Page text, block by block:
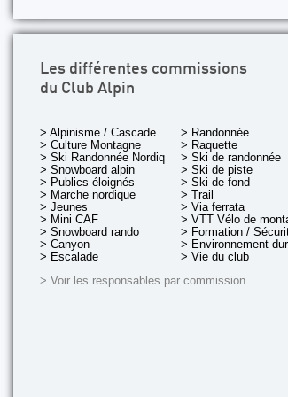
Les différentes commissions
du Club Alpin
> Alpinisme / Cascade
> Culture Montagne
> Ski Randonnée Nordique
> Snowboard alpin
> Publics éloignés
> Marche nordique
> Jeunes
> Mini CAF
> Snowboard rando
> Canyon
> Escalade
> Randonnée
> Raquette
> Ski de randonnée
> Ski de piste
> Ski de fond
> Trail
> Via ferrata
> VTT Vélo de
> Formation /
> Environnement
> Vie du club
> Voir les responsables par commission